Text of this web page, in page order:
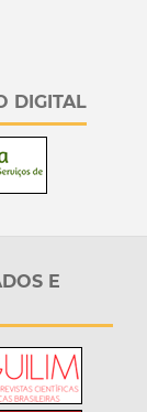
DIGITAL
E